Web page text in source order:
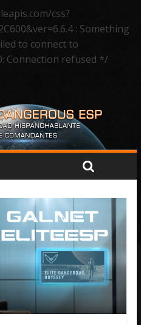
css?
: Something
to connect to
Connection refused */